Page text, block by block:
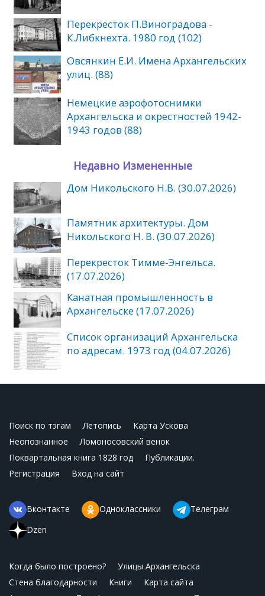
Перекресток П.Виноградова -
К.Либкнехта. 1980 год (102)
Овсянкин Е.И. Имена Архангельских
улиц. (88)
Немецкие аэрофотоснимки
Архангельска и окрестностей 1942-
1943 годов (88)
Недавно Измененные
Дом Никольского Н.В. (30.07.2026)
Памятник архитектуры. Дом
Никольского Н. В. (30.07.2026)
Перекресток Тимме-Энгельса.
(17.07.2026)
Канатная промышленность в
Архангельске (17.07.2026)
Список организаций Архангельска
по адресам. 1973 год (04.07.2026)
Поиск по тэгам Летопись
Карта Ускова
Неопознанное
Ломоносовский венок
Поквартальная книга 1828 год
Публикации.
Регистрация
Вход на сайт
Вконтакте Одноклассники
Телеграм
Dzen
Когда было построено?
Улицы Архангельска
Стена благодарности
Книги
Карта сайта